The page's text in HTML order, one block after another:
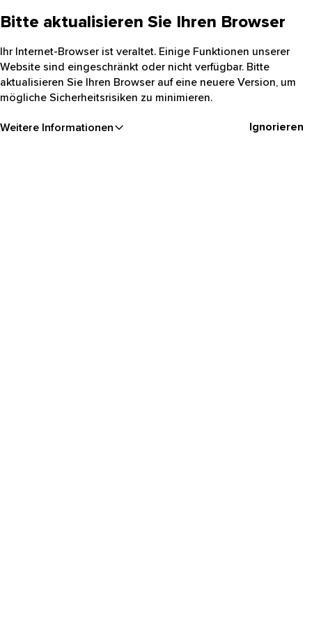
Bitte aktualisieren Sie Ihren Browser
Ihr Internet-Browser ist veraltet. Einige Funktionen unserer
Website sind eingeschränkt oder nicht verfügbar. Bitte
aktualisieren Sie Ihren Browser auf eine neuere Version, um
mögliche Sicherheitsrisiken zu minimieren.
Weitere Informationen Ignorieren